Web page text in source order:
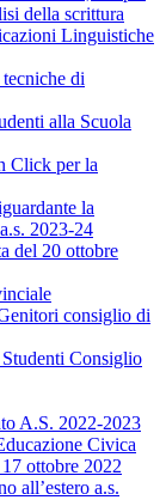
della scrittura
Linguistiche
di
alla Scuola
Click per la
la
2023-24
del 20 ottobre
consiglio di
Consiglio
A.S. 2022-2023
Civica
ottobre 2022
all’estero a.s.